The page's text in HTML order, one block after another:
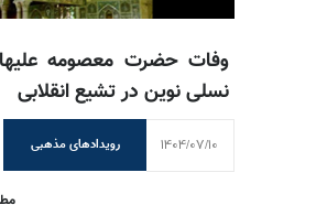
وفات حضرت معصومه
نسلی نوین در تشیع انقلابی
رویدادهای مذهبی 1404/07/10